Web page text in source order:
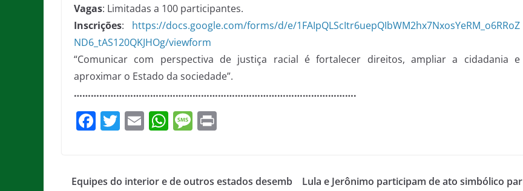
Vagas: Limitadas a 100 participantes.
Inscrições: https://docs.google.com/forms/d/e/1FAIpQLScItr6uepQIbWM2hx7NxosYeRM_o6RRoZ
ND6_tAS120QKJHOg/viewform
“Comunicar com perspectiva de justiça racial é fortalecer direitos, ampliar a cidadania e
aproximar o Estado da sociedade”.
……………………………………………………………………………………….
F
e
T
er
E
l
W
s
M
a
Equipes do interior e de outros estados desemb
Lula e Jerônimo participam de ato simbólico par